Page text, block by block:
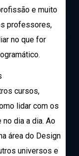
e muito
professores,
no que for
cursos,
lidar com os
dia a dia. Ao
área do Design
universos e